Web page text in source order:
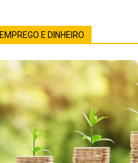
EMPREGO E DINHEIRO